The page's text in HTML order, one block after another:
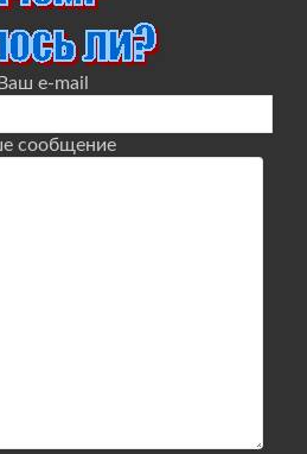
Ваш e-mail
сообщение